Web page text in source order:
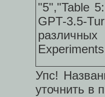
"5","Table
GPT-3.5-
Упс!
уточнить в